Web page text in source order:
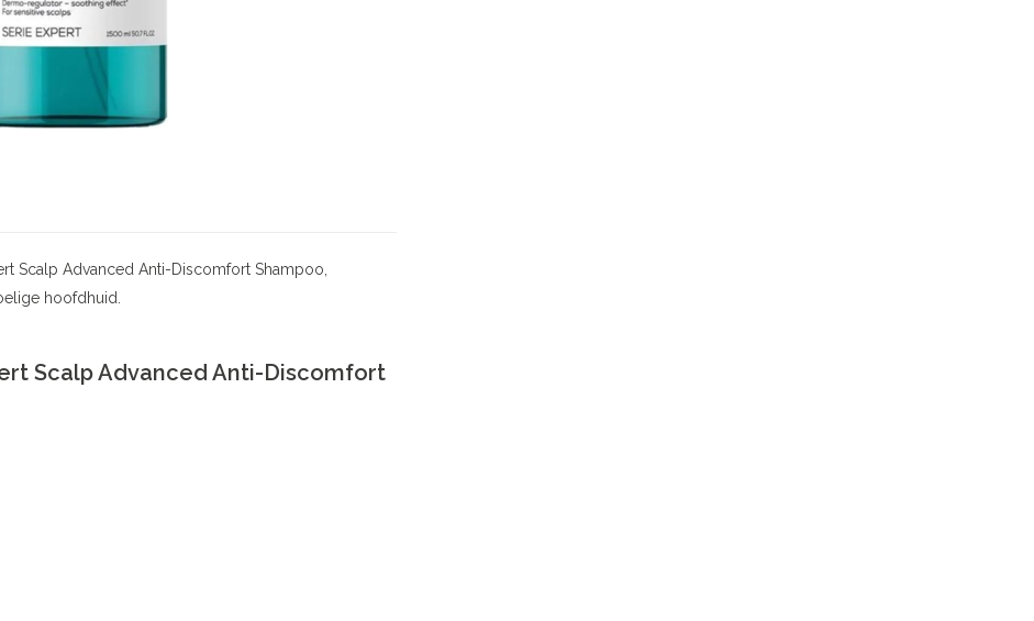
Scalp Advanced Anti-Discomfort Shampoo,
hoofdhuid.
Scalp Advanced Anti-Discomfort